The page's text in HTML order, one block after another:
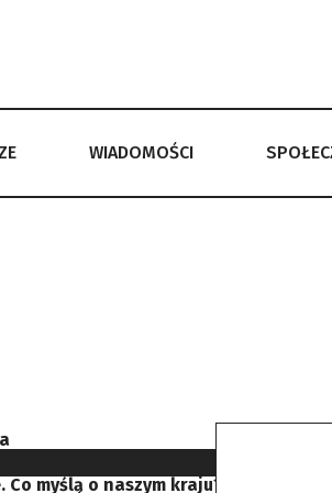
WIADOMOŚCI
SPOŁECZEŃSTWO
Co myślą o naszym kraju?